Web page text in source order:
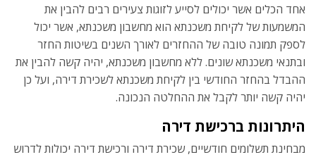
אחד הכלים אשר יכולים לסייע לזוגות צעירים רבים להבין את
המשמעות של לקיחת משכנתא הוא מחשבון משכנתא, אשר יכול
לספק תמונה טובה של ההחזרים לאורך השנים בשיטות החזר
ובתנאי משכנתא שונים. ללא מחשבון משכנתא, יהיה קשה להבין את
ההבדל בהחזר החודשי בין לקיחת משכנתא לשכירת דירה, ועל כן
יהיה קשה יותר לקבל את ההחלטה הנכונה.
היתרונות ברכישת דירה
מבחינת תשלומים חודשיים, שכירת דירה ורכישת דירה יכולות לדרוש